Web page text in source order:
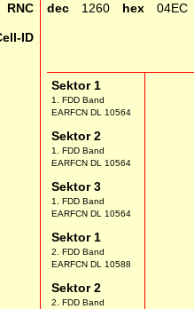
RNC dec 1260 hex 04EC
ID
Sektor 1
1. FDD Band
EARFCN DL 10564
Sektor 2
1. FDD Band
EARFCN DL 10564
Sektor 3
1. FDD Band
EARFCN DL 10564
Sektor 1
2. FDD Band
EARFCN DL 10588
Sektor 2
2. FDD Band